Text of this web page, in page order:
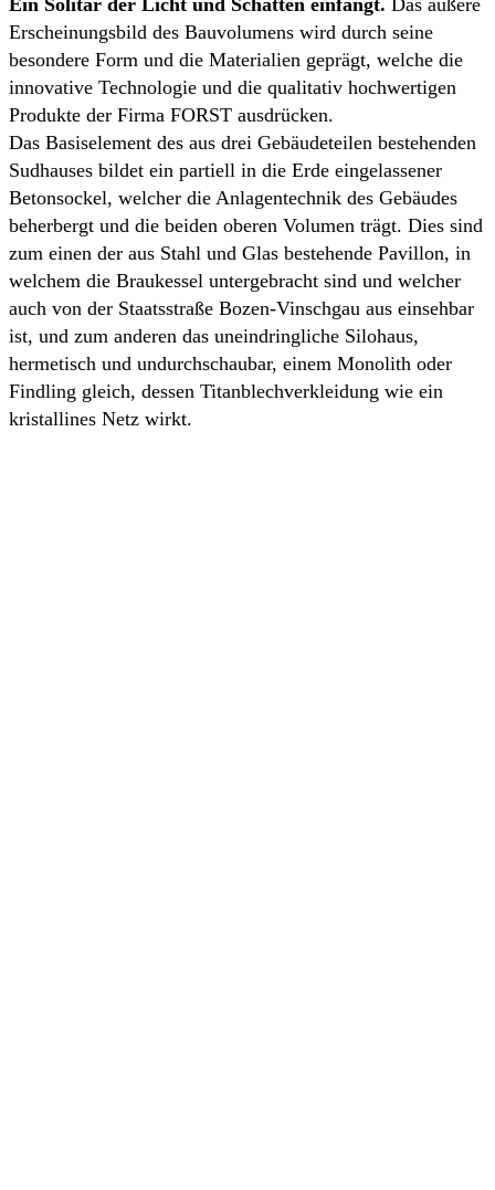
Ein Solitär der Licht und Schatten einfängt. Das äußere
Erscheinungsbild des Bauvolumens wird durch seine
besondere Form und die Materialien geprägt, welche die
innovative Technologie und die qualitativ hochwertigen
Produkte der Firma FORST ausdrücken.
Das Basiselement des aus drei Gebäudeteilen bestehenden
Sudhauses bildet ein partiell in die Erde eingelassener
Betonsockel, welcher die Anlagentechnik des Gebäudes
beherbergt und die beiden oberen Volumen trägt. Dies sind
zum einen der aus Stahl und Glas bestehende Pavillon, in
welchem die Braukessel untergebracht sind und welcher
auch von der Staatsstraße Bozen-Vinschgau aus einsehbar
ist, und zum anderen das uneindringliche Silohaus,
hermetisch und undurchschaubar, einem Monolith oder
Findling gleich, dessen Titanblechverkleidung wie ein
kristallines Netz wirkt.